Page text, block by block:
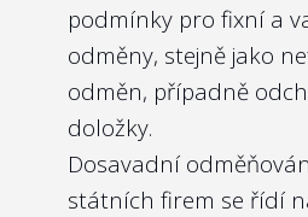
podmínky pro fixní a
odměny, stejně jako
odměn, případně
doložky.
Dosavadní
státních firem se řídí